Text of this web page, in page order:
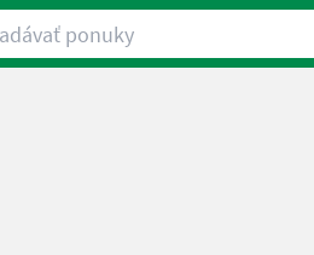
ponuky